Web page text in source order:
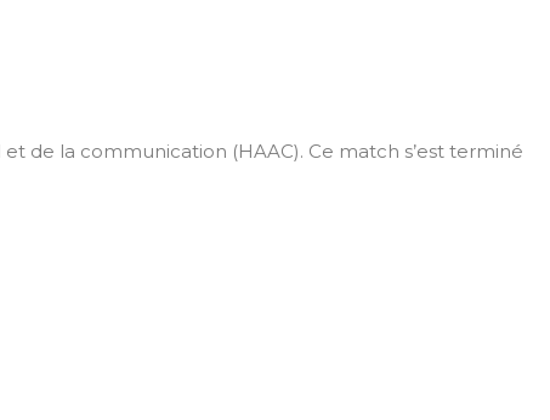
de la communication (HAAC). Ce match s’est terminé